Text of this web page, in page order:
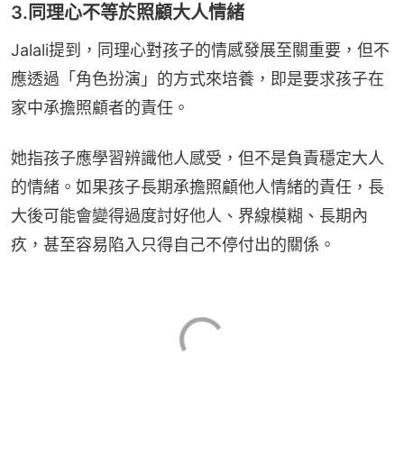
3.同理心不等於照顧大人情緒
Jalali提到，同理心對孩子的情感發展至關重要，但不
應透過「角色扮演」的方式來培養，即是要求孩子在
家中承擔照顧者的責任。
她指孩子應學習辨識他人感受，但不是負責穩定大人
的情緒。如果孩子長期承擔照顧他人情緒的責任，長
大後可能會變得過度討好他人、界線模糊、長期內
疚，甚至容易陷入只得自己不停付出的關係。